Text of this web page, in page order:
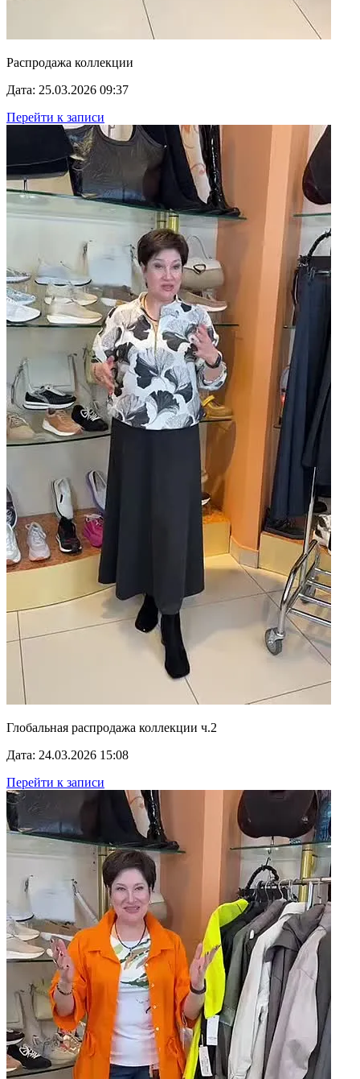
Распродажа коллекции
Дата: 25.03.2026 09:37
Перейти к записи
Глобальная распродажа коллекции ч.2
Дата: 24.03.2026 15:08
Перейти к записи